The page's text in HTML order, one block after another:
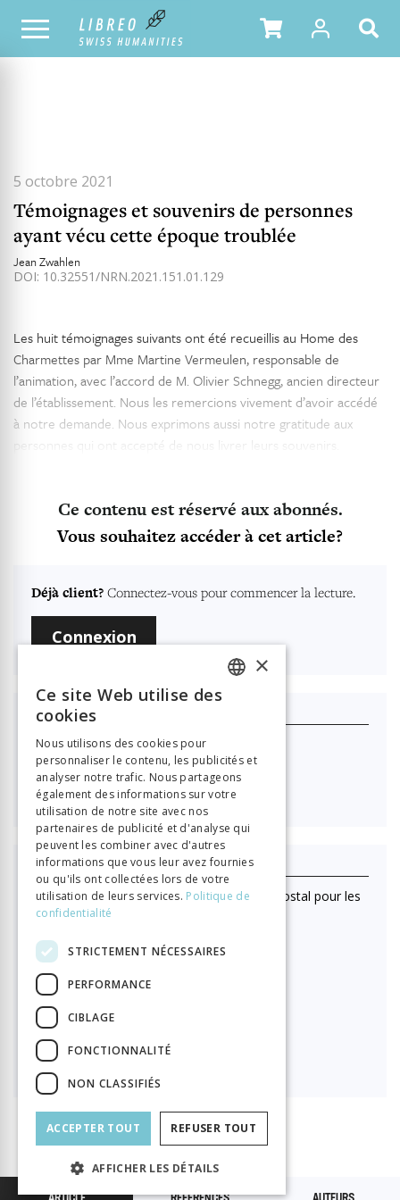
TOUS LES NUMÉROS SOMMAIRE DU NUMÉRO
5 octobre 2021
Témoignages et souvenirs de personnes
ayant vécu cette époque troublée
Jean Zwahlen
DOI: 10.32551/NRN.2021.151.01.129
Les huit témoignages suivants ont été recueillis au Home des
Charmettes par Mme Martine Vermeulen, responsable de
l’animation, avec l’accord de M. Olivier Schnegg, ancien directeur
de l’établissement. Nous les remercions vivement d’avoir accédé
à notre demande. Nous exprimons aussi notre gratitude aux
personnes qui ont accepté de nous livrer leurs souvenirs.
Ce contenu est réservé aux abonnés.
Vous souhaitez accéder à cet article?
Déjà client? Connectez-vous pour commencer la lecture.
Connexion
Je m'abonne
Nouvelle Revue Neuchâteloise
40.00 
J'achète ce numéro
(Lecture en ligne uniquement. Pas d'envoi postal pour les
achats au numéro)
Format HTML (lecture en ligne)
15.00 
PDF à télécharger

ITALIAN
×
Ce site Web utilise des
cookies
Nous utilisons des cookies pour
personnaliser le contenu, les publicités et
analyser notre trafic. Nous partageons
également des informations sur votre
utilisation de notre site avec nos
partenaires de publicité et d'analyse qui
peuvent les combiner avec d'autres
informations que vous leur avez fournies
ou qu'ils ont collectées lors de votre
utilisation de leurs services. Politique de
confidentialité
STRICTEMENT NÉCESSAIRES
PERFORMANCE
CIBLAGE
FONCTIONNALITÉ
NON CLASSIFIÉS
ACCEPTER TOUT REFUSER TOUT
AFFICHER LES DÉTAILS